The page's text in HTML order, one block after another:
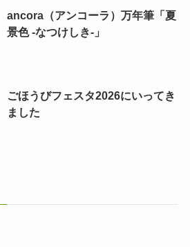
ancora（アンコーラ）万年筆「夏
景色 -なつけしき-」
ごほうびフェスタ2026にいってき
ました